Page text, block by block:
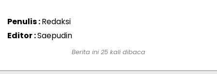
Penulis :Redaksi
Editor :Saepudin
Berita ini 25 kali dibaca